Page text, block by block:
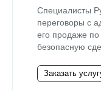
Специалисты
переговоры с
его продаже
безопасную
Заказать